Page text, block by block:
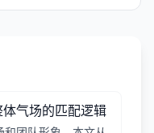
气场的匹配逻辑